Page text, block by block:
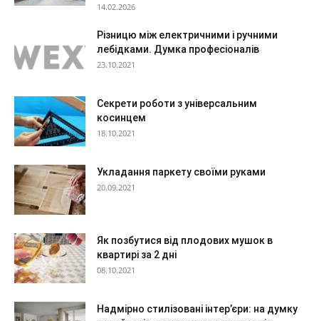
14.02.2026
Різницю між електричними і ручними
лебідками. Думка професіоналів
23.10.2021
Секрети роботи з універсальним
косинцем
18.10.2021
Укладання паркету своїми руками
20.09.2021
Як позбутися від плодових мушок в
квартирі за 2 дні
08.10.2021
Надмірно стилізовані інтер’єри: на думку